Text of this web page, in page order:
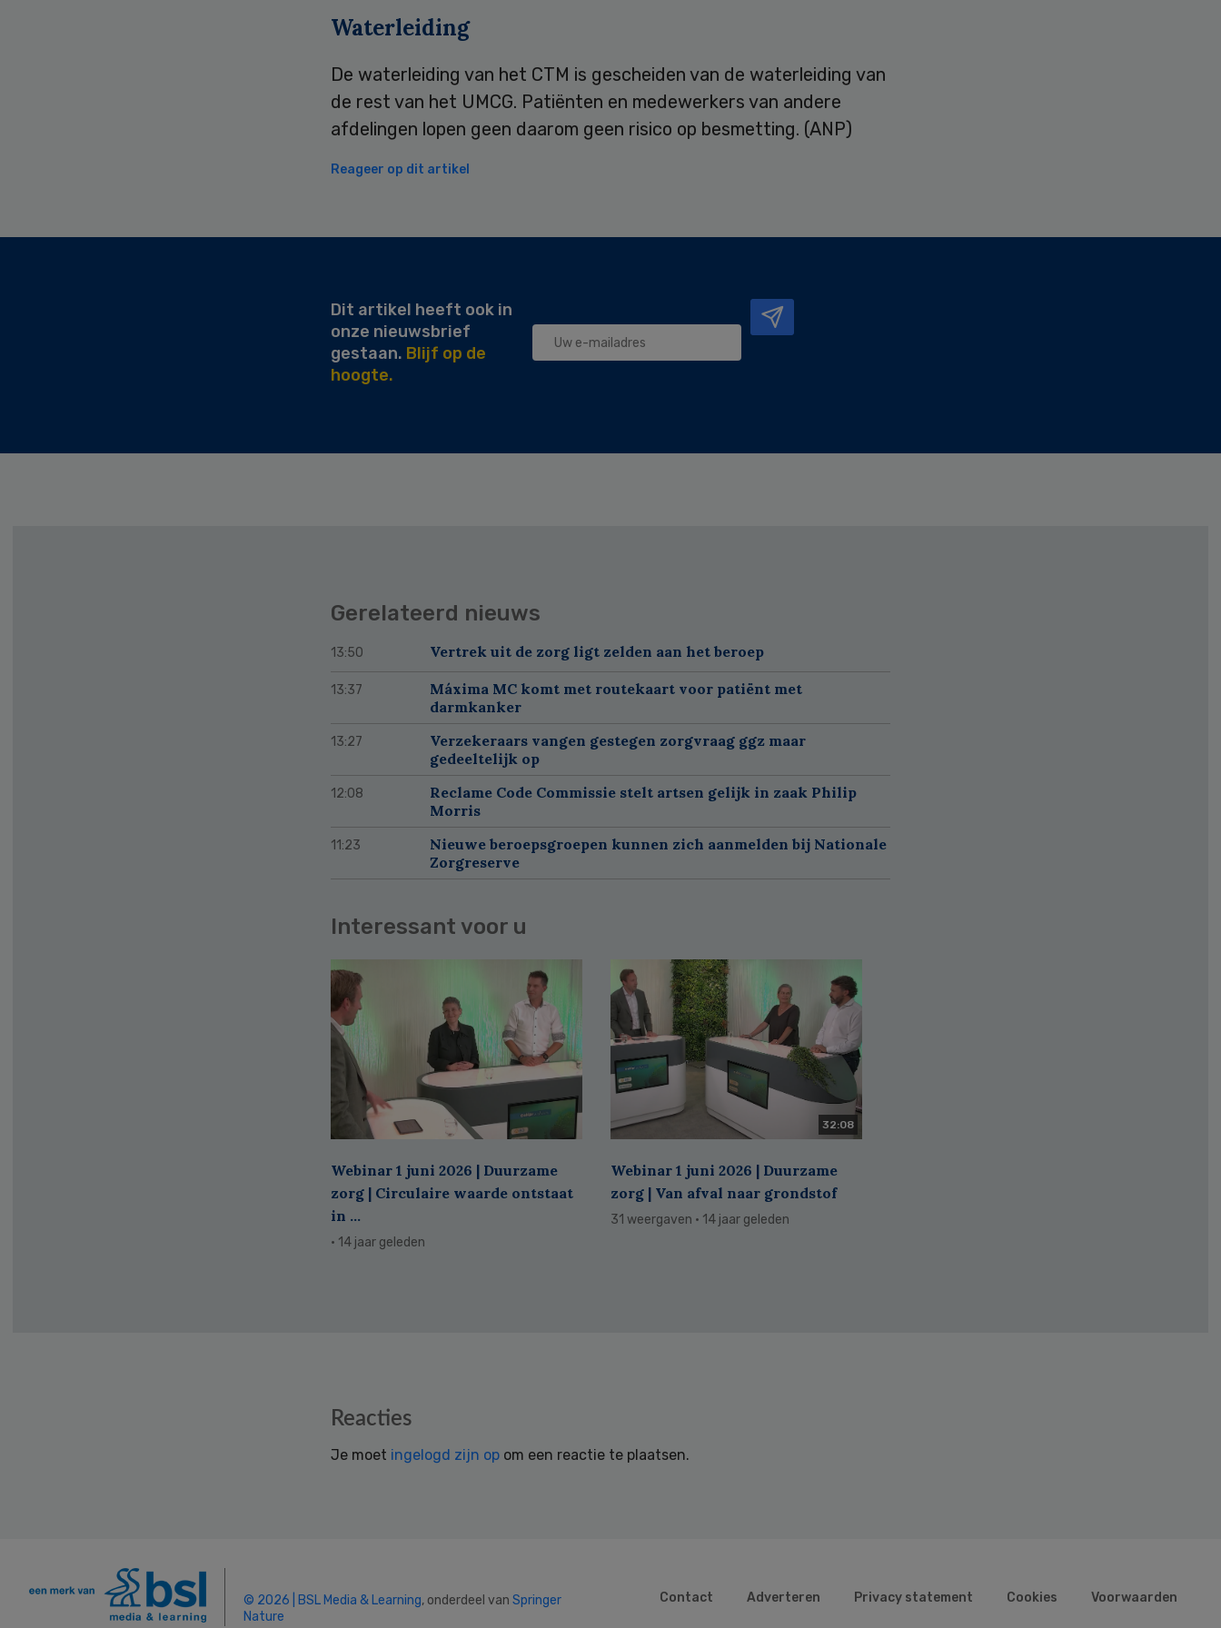
Waterleiding
De waterleiding van het CTM is gescheiden van de waterleiding van
de rest van het UMCG. Patiënten en medewerkers van andere
afdelingen lopen geen daarom geen risico op besmetting. (ANP)
Reageer op dit artikel
Dit artikel heeft ook in
onze nieuwsbrief
gestaan. Blijf op de
hoogte.
Gerelateerd nieuws
13:50 Vertrek uit de zorg ligt zelden aan het beroep
13:37
Máxima MC komt met routekaart voor patiënt met
darmkanker
13:27
Verzekeraars vangen gestegen zorgvraag ggz maar
gedeeltelijk op
12:08
Reclame Code Commissie stelt artsen gelijk in zaak Philip
Morris
11:23
Nieuwe beroepsgroepen kunnen zich aanmelden bij Nationale
Zorgreserve
Interessant voor u
Webinar 1 juni 2026 | Duurzame
zorg | Circulaire waarde ontstaat
in ...
· 14 jaar geleden
32:08
Webinar 1 juni 2026 | Duurzame
zorg | Van afval naar grondstof
31 weergaven · 14 jaar geleden
Reacties
Je moet ingelogd zijn op om een reactie te plaatsen.
© 2026 | BSL Media & Learning, onderdeel van Springer
Nature
Contact Adverteren Privacy statement Cookies Voorwaarden